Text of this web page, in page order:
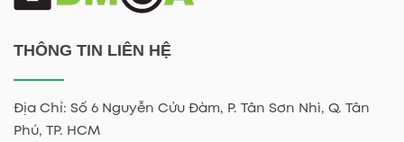
THÔNG TIN LIÊN HỆ
Địa Chỉ: Số 6 Nguyễn Cửu Đàm, P. Tân Sơn Nhì, Q. Tân
Phú, TP. HCM